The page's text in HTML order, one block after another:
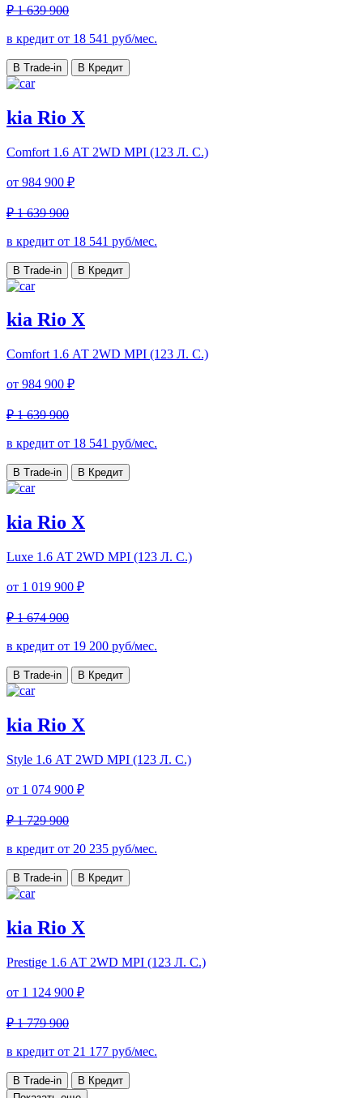
₽ 1 639 900
в кредит от 18 541 руб/мес.
В Trade-in В Кредит
kia Rio X
Comfort 1.6 АТ 2WD MPI (123 Л. C.)
от 984 900 ₽
₽ 1 639 900
в кредит от 18 541 руб/мес.
В Trade-in В Кредит
kia Rio X
Comfort 1.6 АТ 2WD MPI (123 Л. C.)
от 984 900 ₽
₽ 1 639 900
в кредит от 18 541 руб/мес.
В Trade-in В Кредит
kia Rio X
Luxe 1.6 АТ 2WD MPI (123 Л. C.)
от 1 019 900 ₽
₽ 1 674 900
в кредит от 19 200 руб/мес.
В Trade-in В Кредит
kia Rio X
Style 1.6 АТ 2WD MPI (123 Л. C.)
от 1 074 900 ₽
₽ 1 729 900
в кредит от 20 235 руб/мес.
В Trade-in В Кредит
kia Rio X
Prestige 1.6 АТ 2WD MPI (123 Л. C.)
от 1 124 900 ₽
₽ 1 779 900
в кредит от 21 177 руб/мес.
В Trade-in
В Кредит